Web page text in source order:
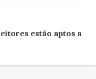
estão aptos a